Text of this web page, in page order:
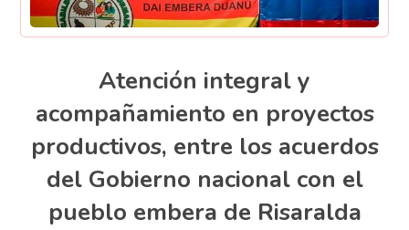
Atención integral y
acompañamiento en proyectos
productivos, entre los acuerdos
del Gobierno nacional con el
pueblo embera de Risaralda